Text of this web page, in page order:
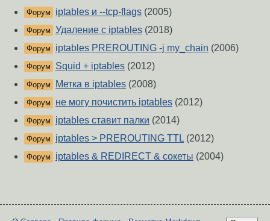
Форум iptables и --tcp-flags (2005)
Форум Удаление с iptables (2018)
Форум iptables PREROUTING -j my_chain (2006)
Форум Squid + iptables (2012)
Форум Метка в iptables (2008)
Форум не могу почистить iptables (2012)
Форум iptables ставит палки (2014)
Форум iptables > PREROUTING TTL (2012)
Форум iptables & REDIRECT & сокеты (2004)